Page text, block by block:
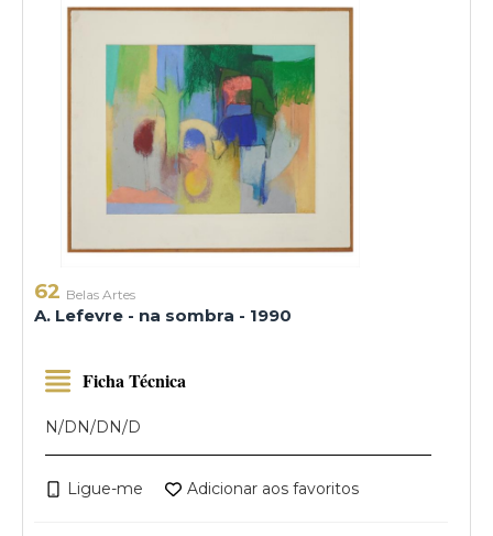
62 Belas Artes
A. Lefevre - na sombra - 1990
Ficha Técnica
N/DN/DN/D
Ligue-me Adicionar aos favoritos